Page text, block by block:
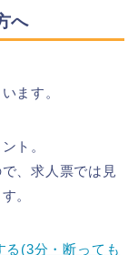
へ
ます。
ト。
、求人票では見
。
(3分・断っても